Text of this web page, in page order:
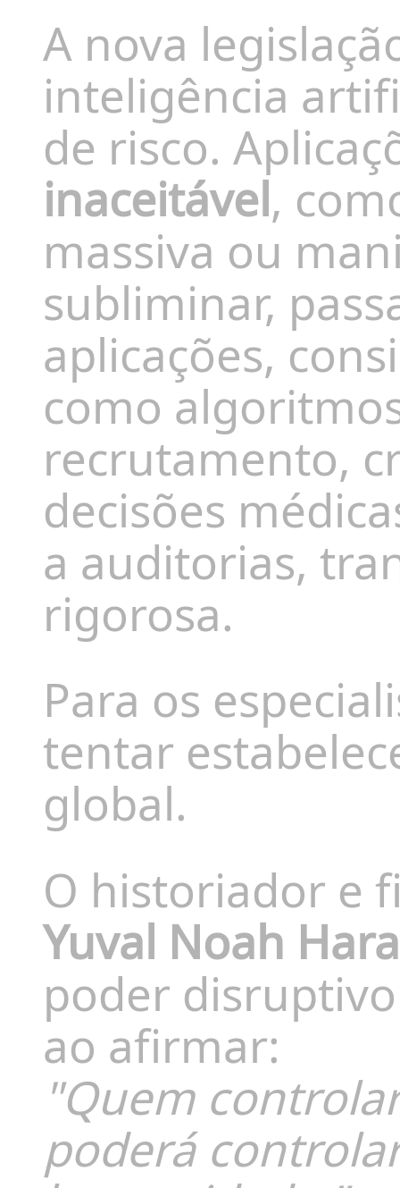
A nova
inteligência
de risco.
inaceitável,
massiva ou
subliminar,
aplicações,
como
recrutamento,
decisões
a auditorias,
rigorosa.
Para os
tentar
global.
O historiador e
Yuval Noah
poder
ao afirmar:
"Quem
poderá